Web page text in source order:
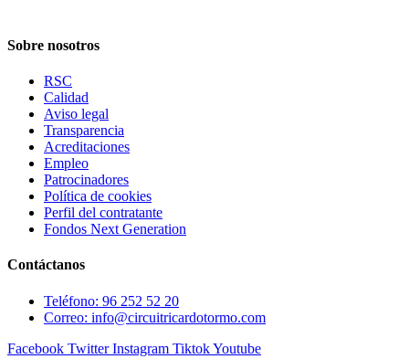
Sobre nosotros
RSC
Calidad
Aviso legal
Transparencia
Acreditaciones
Empleo
Patrocinadores
Política de cookies
Perfil del contratante
Fondos Next Generation
Contáctanos
Teléfono: 96 252 52 20
Correo: info@circuitricardotormo.com
Facebook Twitter Instagram TiktokYoutube